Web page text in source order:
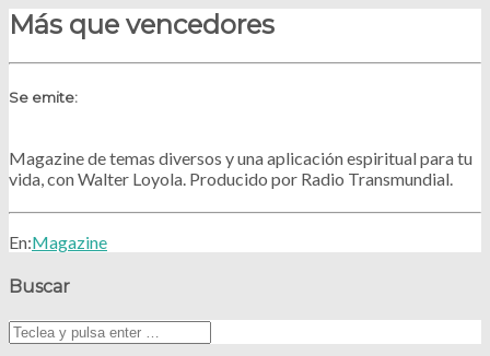
Más que vencedores
Se emite:
Magazine de temas diversos y una aplicación espiritual para tu
vida, con Walter Loyola. Producido por Radio Transmundial.
En:Magazine
Buscar